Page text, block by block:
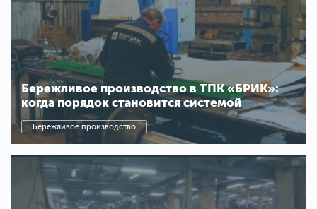
Бережливое производство в ТПК «БРИК»:
когда порядок становится системой
Бережливое производство